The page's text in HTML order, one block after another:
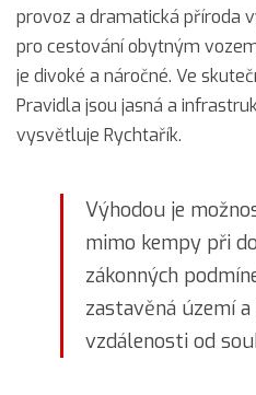
provoz a dramatická příroda
pro cestování obytným
je divoké a náročné. Ve
Pravidla jsou jasná a
vysvětluje Rychtařík.
Výhodou je
mimo kempy při
zákonných
zastavěná území
vzdálenosti od